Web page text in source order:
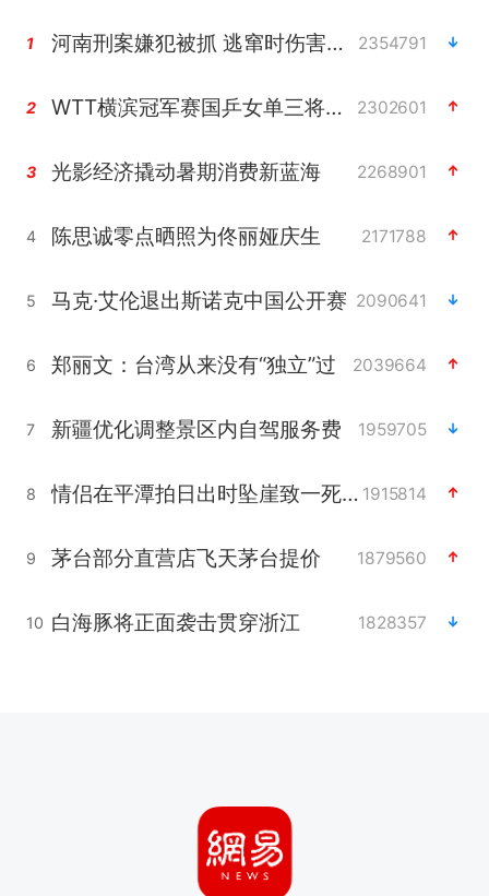
1 河南刑案嫌犯被抓 逃窜时伤害多人 2354791
2 WTT横滨冠军赛国乒女单三将晋级四强 2302601
3 光影经济撬动暑期消费新蓝海 2268901
4 陈思诚零点晒照为佟丽娅庆生 2171788
5 马克·艾伦退出斯诺克中国公开赛 2090641
6 郑丽文：台湾从来没有“独立”过 2039664
7 新疆优化调整景区内自驾服务费 1959705
8 情侣在平潭拍日出时坠崖致一死一伤 1915814
9 茅台部分直营店飞天茅台提价 1879560
10 白海豚将正面袭击贯穿浙江 1828357